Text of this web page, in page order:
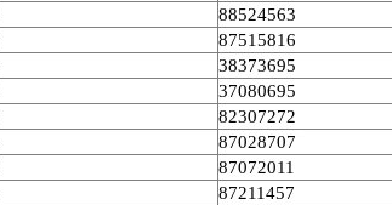
88524563
87515816
38373695
37080695
82307272
87028707
87072011
87211457